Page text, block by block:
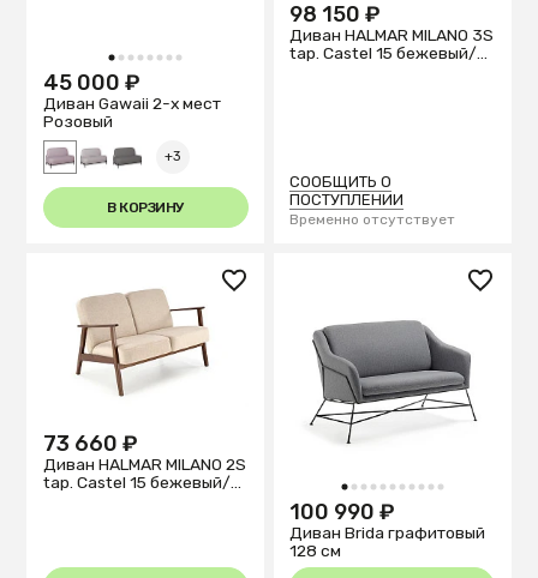
1 2 3 4 5 6 7 8
45 000 ₽
Диван Gawaii 2-х мест
Розовый
+3
В КОРЗИНУ
98 150 ₽
Диван HALMAR MILANO 3S
tap. Castel 15 бежевый/
СООБЩИТЬ О
ПОСТУПЛЕНИИ
Временно отсутствует
73 660 ₽
Диван HALMAR MILANO 2S
tap. Castel 15 бежевый/
1 2 3 4 5 6 7 8 9 1011
100 990 ₽
Диван Brida графитовый
128 см